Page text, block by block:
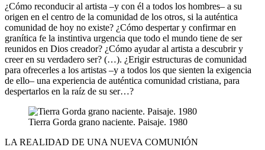
¿Cómo reconducir al artista –y con él a todos los hombres– a su
origen en el centro de la comunidad de los otros, si la auténtica
comunidad de hoy no existe? ¿Cómo despertar y confirmar en
granítica fe la instintiva urgencia que todo el mundo tiene de ser
reunidos en Dios creador? ¿Cómo ayudar al artista a descubrir y
creer en su verdadero ser? (…). ¿Erigir estructuras de comunidad
para ofrecerles a los artistas –y a todos los que sienten la exigencia
de ello– una experiencia de auténtica comunidad cristiana, para
despertarlos en la raíz de su ser…?
Tierra Gorda grano naciente. Paisaje. 1980
LA REALIDAD DE UNA NUEVA COMUNIÓN